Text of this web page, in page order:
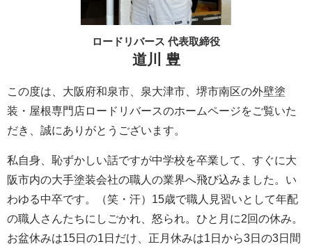
ロードリバース 代表取締役
道川 豊
この度は、大阪府和泉市、泉大津市、堺市南区の外壁塗
装・屋根専門店ロードリバースのホームページをご覧いた
だき、誠にありがとうございます。
私自身、恥ずかしい話ですが中学校を卒業して、すぐに大
阪市内の大手塗装会社の職人の業界へ飛び込みました。い
わゆる中卒です。（笑・汗）15歳で職人見習いとして年配
の職人さんたちにしごかれ、怒られ。ひと月に2回の休み。
お盆休みは15日の1日だけ、正月休みは1日から3日の3日間